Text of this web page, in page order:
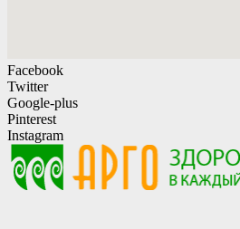
Facebook
Twitter
Google-plus
Pinterest
Instagram